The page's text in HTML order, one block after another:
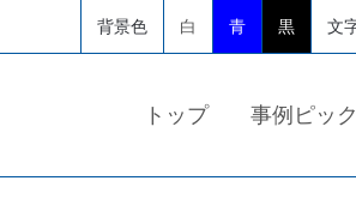
背景色 白 青 黒 文
トップ 事例ピッ